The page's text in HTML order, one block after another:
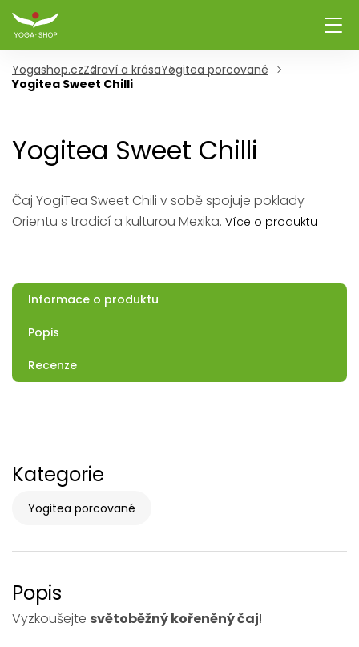
Yogashop.czZdraví a krásaYogitea porcované
Yogitea Sweet Chilli
Yogitea Sweet Chilli
Čaj YogiTea Sweet Chili v sobě spojuje poklady
Orientu s tradicí a kulturou Mexika. Více o produktu
Informace o produktu
Popis
Recenze
Kategorie
Yogitea porcované
Popis
Vyzkoušejte světoběžný kořeněný čaj!